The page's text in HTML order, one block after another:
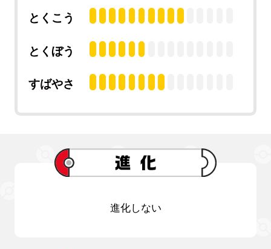
とくこう
とくぼう
すばやさ
進化しない